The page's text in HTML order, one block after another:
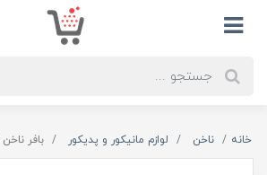
خانه ناخن لوازم مانیکور و پدیکور بافر ناخن 3 طرفه مکعبی نارنجی